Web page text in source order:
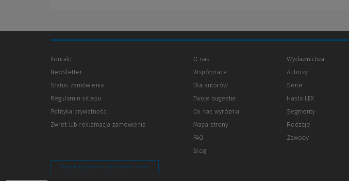
Kontakt
Newsletter
Status zamówienia
Regulamin sklepu
Polityka prywatności
innej
Zwrot lub reklamacja zamówienia
O nas
Współpraca
Dla autorów
innej
strony)
Twoje sugestie
Co nas wyróżnia
Mapa strony
FAQ
Blog
Wydawnictwa
Autorzy
Serie
Hasła LEX
Segmenty
Rodzaje
Zawody
Zarządzaj preferencjami plików cookie